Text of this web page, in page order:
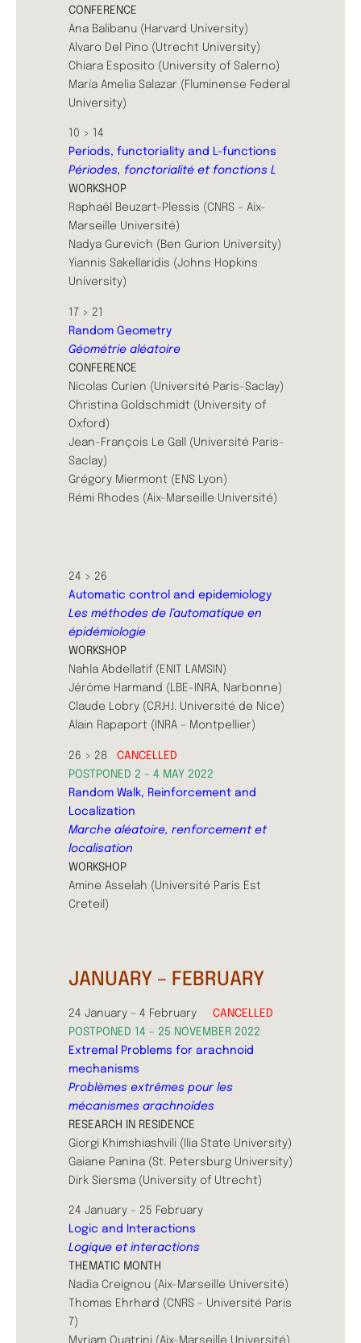
CONFERENCE
Ana Balibanu (Harvard University)
Alvaro Del Pino (Utrecht University)
Chiara Esposito (University of Salerno)
María Amelia Salazar (Fluminense Federal
University)
10 > 14
Periods, functoriality and L-functions
Périodes, fonctorialité et fonctions L
WORKSHOP
Raphaël Beuzart-Plessis (CNRS – Aix-
Marseille Université)
Nadya Gurevich (Ben Gurion University)
Yiannis Sakellaridis (Johns Hopkins
University)
17 > 21
Random Geometry
Géométrie aléatoire
CONFERENCE
Nicolas Curien (Université Paris-Saclay)
Christina Goldschmidt (University of
Oxford)
Jean-François Le Gall (Université Paris-
Saclay)
Grégory Miermont (ENS Lyon)
Rémi Rhodes (Aix-Marseille Université)
24 > 26
Automatic control and epidemiology
Les méthodes de l’automatique en
épidémiologie
WORKSHOP
Nahla Abdellatif (ENIT LAMSIN)
Jérôme Harmand (LBE-INRA, Narbonne)
Claude Lobry (C.R.H.I. Université de Nice)
Alain Rapaport (INRA – Montpellier)
26 > 28 CANCELLED
POSTPONED 2 – 4 MAY 2022
Random Walk, Reinforcement and
Localization
Marche aléatoire, renforcement et
localisation
WORKSHOP
Amine Asselah (Université Paris Est
Creteil)
JANUARY – FEBRUARY
24 January – 4 February
CANCELLED
POSTPONED 14 – 25 NOVEMBER 2022
Extremal Problems for arachnoid
mechanisms
Problèmes extrêmes pour les
mécanismes arachnoïdes
RESEARCH IN RESIDENCE
Giorgi Khimshiashvili (Ilia State University)
Gaiane Panina (St. Petersburg University)
Dirk Siersma (University of Utrecht)
24 January – 25 February
Logic and Interactions
Logique et interactions
THEMATIC MONTH
Nadia Creignou (Aix-Marseille Université)
Thomas Ehrhard (CNRS – Université Paris
7)